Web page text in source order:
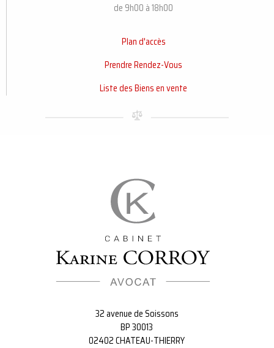
de 9h00 à 18h00
Plan d'accès
Prendre Rendez-Vous
Liste des Biens en vente
32 avenue de Soissons
BP 30013
02402 CHATEAU-THIERRY